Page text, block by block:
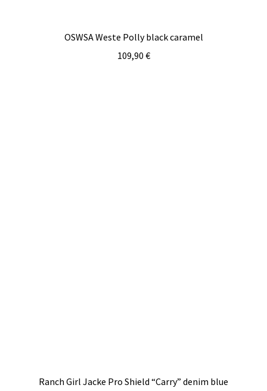
OSWSA Weste Polly black caramel
109,90 €
Ranch Girl Jacke Pro Shield “Carry” denim blue